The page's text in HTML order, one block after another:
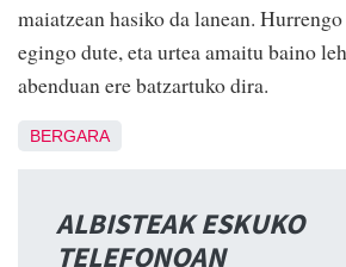
maiatzean hasiko da lanean.
egingo dute, eta urtea amaitu baino
abenduan ere batzartuko dira.
BERGARA
ALBISTEAK ESKUKO
TELEFONOAN